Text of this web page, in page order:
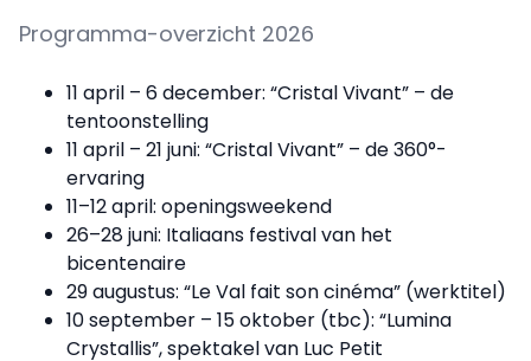
Programma-overzicht 2026
11 april – 6 december: “Cristal Vivant” – de
tentoonstelling
11 april – 21 juni: “Cristal Vivant” – de 360°-
ervaring
11–12 april: openingsweekend
26–28 juni: Italiaans festival van het
bicentenaire
29 augustus: “Le Val fait son cinéma” (werktitel)
10 september – 15 oktober (tbc): “Lumina
Crystallis”, spektakel van Luc Petit